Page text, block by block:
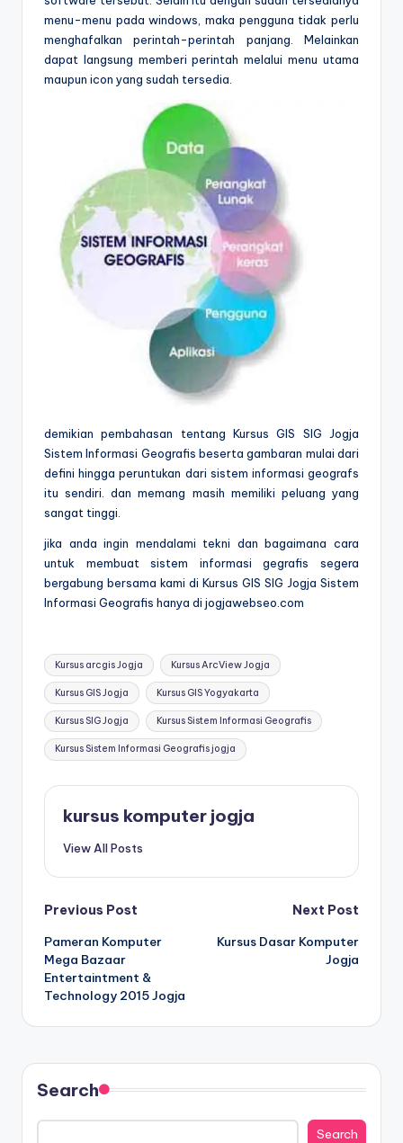
menu-menu pada windows, maka pengguna tidak perlu
menghafalkan perintah-perintah panjang. Melainkan
dapat langsung memberi perintah melalui menu utama
maupun icon yang sudah tersedia.
demikian pembahasan tentang Kursus GIS SIG Jogja
Sistem Informasi Geografis beserta gambaran mulai dari
defini hingga peruntukan dari sistem informasi geografs
itu sendiri. dan memang masih memiliki peluang yang
sangat tinggi.
jika anda ingin mendalami tekni dan bagaimana cara
untuk membuat sistem informasi gegrafis segera
bergabung bersama kami di Kursus GIS SIG Jogja Sistem
Informasi Geografis hanya di jogjawebseo.com
Kursus arcgis Jogja Kursus ArcView Jogja
Kursus GIS Jogja Kursus GIS Yogyakarta
Kursus SIG Jogja Kursus Sistem Informasi Geografis
Kursus Sistem Informasi Geografis jogja
kursus komputer jogja
View All Posts
Previous Post
Pameran Komputer
Mega Bazaar
Entertaintment &
Technology 2015 Jogja
Next Post
Kursus Dasar Komputer
Jogja
Search
Search